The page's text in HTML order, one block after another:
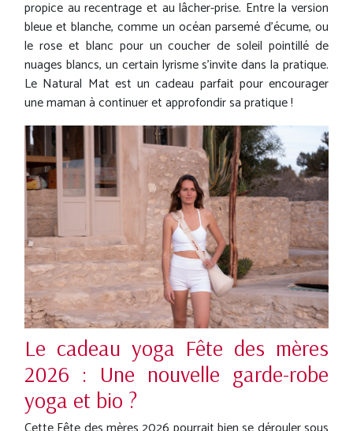
propice au recentrage et au lâcher-prise. Entre la version
bleue et blanche, comme un océan parsemé d'écume, ou
le rose et blanc pour un coucher de soleil pointillé de
nuages blancs, un certain lyrisme s'invite dans la pratique.
Le Natural Mat est un cadeau parfait pour encourager
une maman à continuer et approfondir sa pratique !
Le cadeau yoga Fête des mères
2026 : Une nouvelle garde-robe
yoga et bio ?